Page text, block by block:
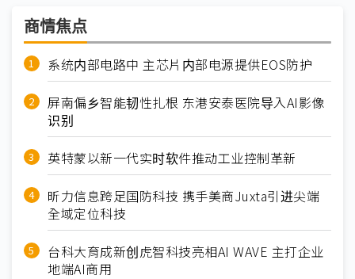
商情焦点
系统内部电路中 主芯片内部电源提供EOS防护
屏南偏乡智能韧性扎根 东港安泰医院导入AI影像
识别
英特蒙以新一代实时软件推动工业控制革新
昕力信息跨足国防科技 携手美商Juxta引进尖端
全域定位科技
台科大育成新创虎智科技亮相AI WAVE 主打企业
地端AI商用